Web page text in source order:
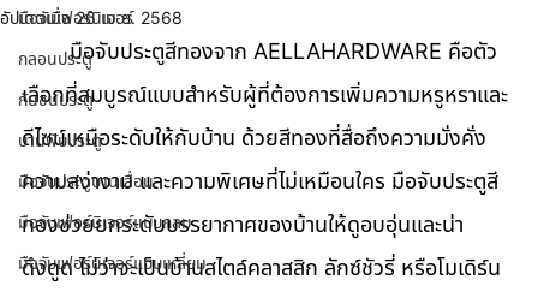
มือจับเฟอร์นิเจอร์
กลอนประตู
กันชนประตู
บานพับประตู
มือจับประตูบานเลื่อน
มือจับเฟอร์นิเจอร์แบบกลม
มือจับเฟอร์นิเจอร์แบบเหลี่ยม
อัปเดตเมื่อ26 เม.ย. 2568
มือจับประตูสีทองจาก AELLAHARDWARE คือตัว
เลือกที่สมบูรณ์แบบสำหรับผู้ที่ต้องการเพิ่มความหรูหราและ
ดีไซน์เหนือระดับให้กับบ้าน ด้วยสีทองที่สื่อถึงความมั่งคั่ง
ความสง่างาม และความพิเศษที่ไม่เหมือนใคร มือจับประตูสี
ทองช่วยยกระดับบรรยากาศของบ้านให้ดูอบอุ่นและน่า
ดึงดูด ไม่ว่าจะเป็นบ้านสไตล์คลาสสิก ลักซ์ชัวรี่ หรือโมเดิร์น